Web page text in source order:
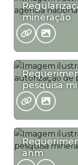
mineração
pesquisa
anm